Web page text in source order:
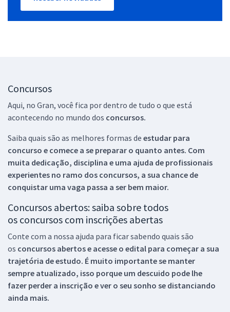
Concursos
Aqui, no Gran, você fica por dentro de tudo o que está
acontecendo no mundo dos concursos.
Saiba quais são as melhores formas de estudar para
concurso e comece a se preparar o quanto antes. Com
muita dedicação, disciplina e uma ajuda de profissionais
experientes no ramo dos concursos, a sua chance de
conquistar uma vaga passa a ser bem maior.
Concursos abertos: saiba sobre todos
os concursos com inscrições abertas
Conte com a nossa ajuda para ficar sabendo quais são
os concursos abertos e acesse o edital para começar a sua
trajetória de estudo. É muito importante se manter
sempre atualizado, isso porque um descuido pode lhe
fazer perder a inscrição e ver o seu sonho se distanciando
ainda mais.